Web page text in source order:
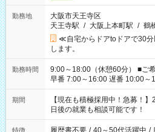
勤務地
大阪市天王寺区
天王寺駅 / 大阪上本町駅 / 鶴
≪自宅からドアtoドアで30
します。
勤務時間
9:00～18:00（休憩60分） ■ご希望があれば下記シフトもOK！
早番 7:00～16:00 遅番 10:00～19:00 「家族と休みを
い」 「余裕を持って夕飯の準
たくない」 など、ご希望を教えてくだ
の方へ 今ご覧のお仕事で希望
の勤務時間。 合計で週40時間
期間
【現在も積極採用中！急募！
日後の就業も相談可能です！
特徴 履歴書不要 / 40～50代活躍中 /